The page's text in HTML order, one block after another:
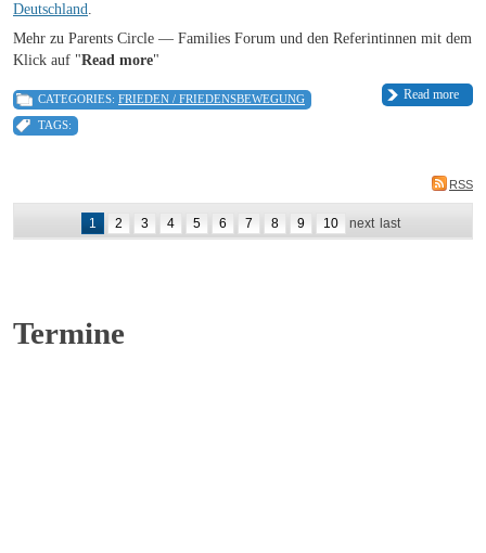
Deutschland.
Mehr zu Parents Circle — Families Forum und den Referintinnen mit dem
Klick auf "Read more"
Read more
CATEGORIES: FRIEDEN / FRIEDENSBEWEGUNG
TAGS:
RSS
1 2 3 4 5 6 7 8 9 10 next last
Termine